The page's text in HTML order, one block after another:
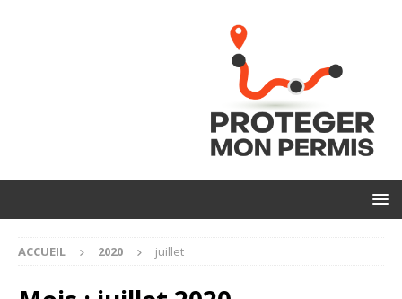
ACCUEIL 2020 juillet